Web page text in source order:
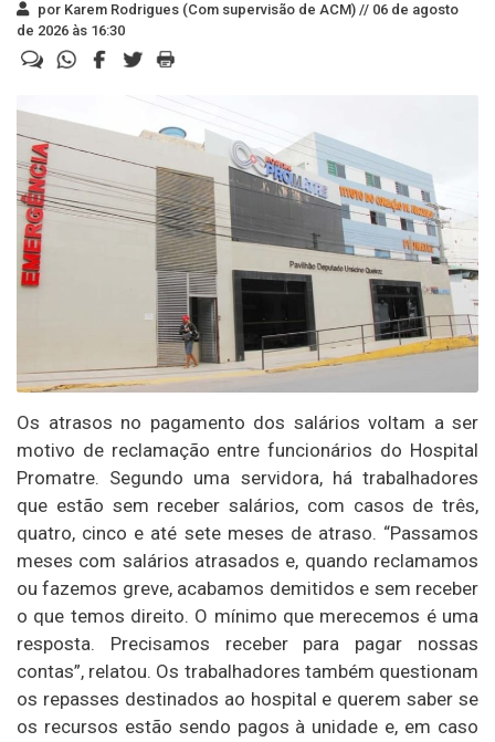
por Karem Rodrigues (Com supervisão de ACM) // 06 de agosto
de 2026 às 16:30
Os atrasos no pagamento dos salários voltam a ser
motivo de reclamação entre funcionários do Hospital
Promatre. Segundo uma servidora, há trabalhadores
que estão sem receber salários, com casos de três,
quatro, cinco e até sete meses de atraso. “Passamos
meses com salários atrasados e, quando reclamamos
ou fazemos greve, acabamos demitidos e sem receber
o que temos direito. O mínimo que merecemos é uma
resposta. Precisamos receber para pagar nossas
contas”, relatou. Os trabalhadores também questionam
os repasses destinados ao hospital e querem saber se
os recursos estão sendo pagos à unidade e, em caso